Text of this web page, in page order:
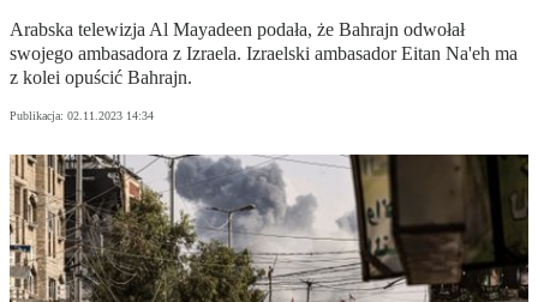
Arabska telewizja Al Mayadeen podała, że Bahrajn odwołał
swojego ambasadora z Izraela. Izraelski ambasador Eitan Na'eh ma
z kolei opuścić Bahrajn.
Publikacja: 02.11.2023 14:34